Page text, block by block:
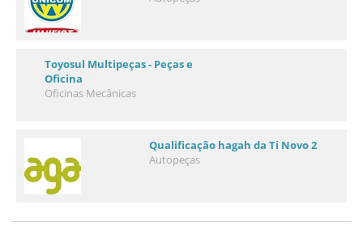
Toyosul Multipeças - Peças e
Oficina
Oficinas Mecânicas
Qualificação hagah da Ti Novo 2
Autopeças